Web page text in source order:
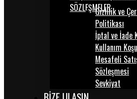
SÖZLEŞMELER
Gizlilik ve
Politikası
İptal ve İade
Kullanım
Mesafeli
Sözleşmesi
Sevkiyat